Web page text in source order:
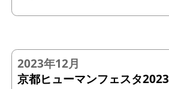
2023年12月
京都ヒューマンフェスタ2023